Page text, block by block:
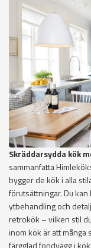
Skräddarsydda kök
sammanfatta
bygger de kök i alla
förutsättningar. Du
ytbehandling och
retrokök – vilken stil
inom kök är att många
färgglad fondvägg i